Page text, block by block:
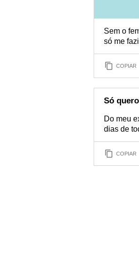
Sem o
só me
COPIAR
Só
Do meu
dias de
COPIAR